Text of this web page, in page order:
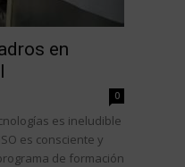
en
0
es ineludible
es consciente y
de formación